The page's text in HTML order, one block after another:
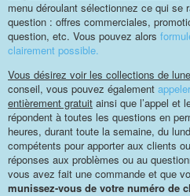
menu déroulant sélectionnez ce qui se
question : offres commerciales,
question, etc. Vous pouvez alors
clairement possible.
Vous désirez voir les collections de
conseil, vous pouvez également
entièrement gratuit ainsi que l’appel et
répondent à toutes les questions en
heures, durant toute la semaine, du
compétents pour apporter aux clients
réponses aux problèmes ou au
vous avez fait une commande et que
munissez-vous de votre numéro de